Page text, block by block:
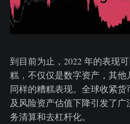
到目前为止，2022 年的表现
糕，不仅仅是数字资产，其
同样的糟糕表现。全球收紧
及风险资产估值下降引发了
务清算和去杠杆化。